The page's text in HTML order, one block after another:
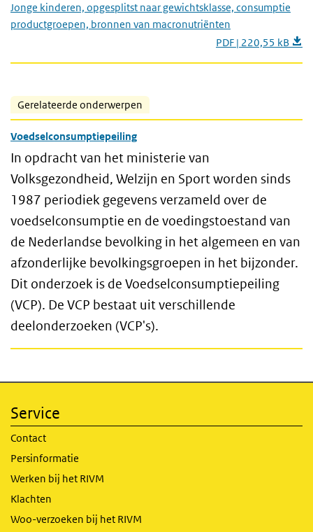
Jonge kinderen, opgesplitst naar gewichtsklasse, consumptie
productgroepen, bronnen van macronutriënten
PDF | 220,55 kB
Gerelateerde onderwerpen
Voedselconsumptiepeiling
In opdracht van het ministerie van
Volksgezondheid, Welzijn en Sport worden sinds
1987 periodiek gegevens verzameld over de
voedselconsumptie en de voedingstoestand van
de Nederlandse bevolking in het algemeen en van
afzonderlijke bevolkingsgroepen in het bijzonder.
Dit onderzoek is de Voedselconsumptiepeiling
(VCP). De VCP bestaat uit verschillende
deelonderzoeken (VCP's).
Service
Contact
Persinformatie
Werken bij het RIVM
Klachten
Woo-verzoeken bij het RIVM